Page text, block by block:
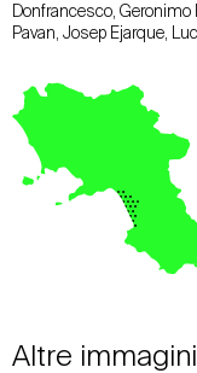
Donfrancesco,
Pavan, Josep Ejarque,
Altre immagini